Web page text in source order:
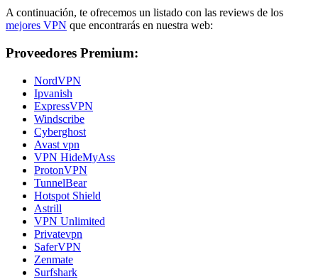
A continuación, te ofrecemos un listado con las reviews de los
mejores VPN que encontrarás en nuestra web:
Proveedores Premium:
NordVPN
Ipvanish
ExpressVPN
Windscribe
Cyberghost
Avast vpn
VPN HideMyAss
ProtonVPN
TunnelBear
Hotspot Shield
Astrill
VPN Unlimited
Privatevpn
SaferVPN
Zenmate
Surfshark